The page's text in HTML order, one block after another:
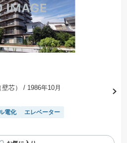
芯）
/ 1986年10月
電化
エレベーター